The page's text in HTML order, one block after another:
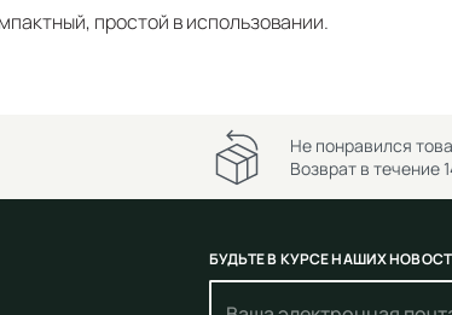
простой в использовании.
Не понравился
Возврат в течение
БУДЬТЕ В КУРСЕ НАШИХ